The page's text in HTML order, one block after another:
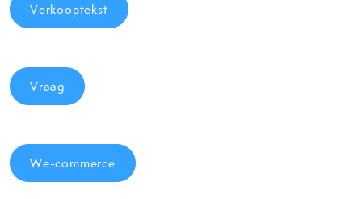
Verkooptekst
Vraag
We-commerce